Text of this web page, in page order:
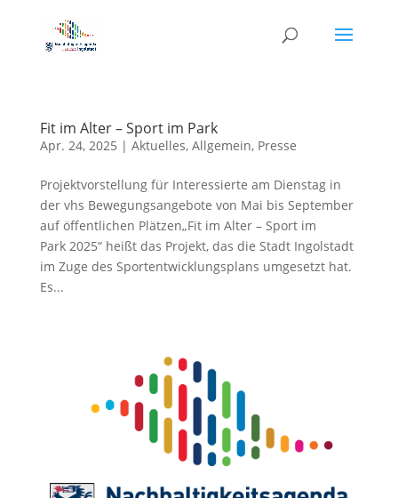
Fit im Alter – Sport im Park
Apr. 24, 2025 | Aktuelles, Allgemein, Presse
Projektvorstellung für Interessierte am Dienstag in
der vhs Bewegungsangebote von Mai bis September
auf öffentlichen Plätzen„Fit im Alter – Sport im
Park 2025“ heißt das Projekt, das die Stadt Ingolstadt
im Zuge des Sportentwicklungsplans umgesetzt hat.
Es...